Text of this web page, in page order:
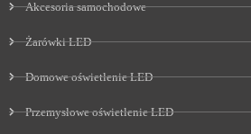
Akcesoria samochodowe
Żarówki LED
Domowe oświetlenie LED
Przemysłowe oświetlenie LED